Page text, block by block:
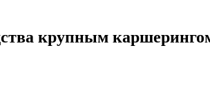
крупным